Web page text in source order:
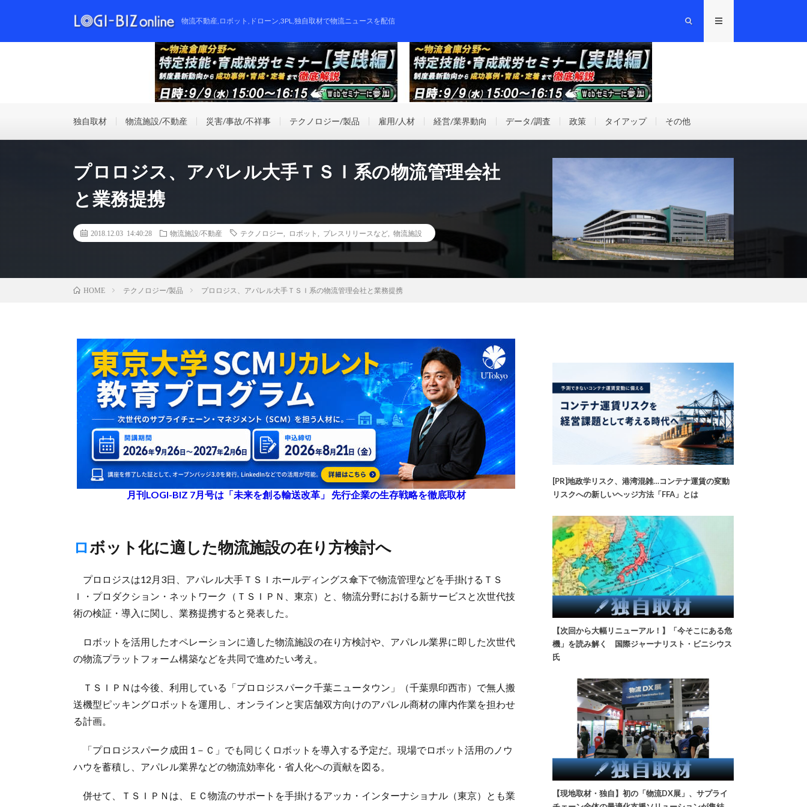
物流不動産,ロボット,ドローン,3PL,独自取材で物流ニュースを配信
独自取材 物流施設/不動産 災害/事故/不祥事 テクノロジー/製品 雇用/人材 経営/業界動向 データ/調査 政策 タイアップ その他
プロロジス、アパレル大手ＴＳＩ系の物流管理会社
と業務提携
2018.12.03 14:40:28 物流施設/不動産 テクノロジー ロボット プレスリリースなど 物流施設
HOME テクノロジー/製品 プロロジス、アパレル大手ＴＳＩ系の物流管理会社と業務提携
月刊LOGI-BIZ 7月号は「未来を創る輸送改革」 先行企業の生存戦略を徹底取材
ロボット化に適した物流施設の在り方検討へ
プロロジスは12月3日、アパレル大手ＴＳＩホールディングス傘下で物流管理などを手掛けるＴＳ
Ｉ・プロダクション・ネットワーク（ＴＳＩＰＮ、東京）と、物流分野における新サービスと次世代技
術の検証・導入に関し、業務提携すると発表した。
ロボットを活用したオペレーションに適した物流施設の在り方検討や、アパレル業界に即した次世代
の物流プラットフォーム構築などを共同で進めたい考え。
ＴＳＩＰＮは今後、利用している「プロロジスパーク千葉ニュータウン」（千葉県印西市）で無人搬
送機型ピッキングロボットを運用し、オンラインと実店舗双方向けのアパレル商材の庫内作業を担わせ
る計画。
「プロロジスパーク成田 1－Ｃ」でも同じくロボットを導入する予定だ。現場でロボット活用のノウ
ハウを蓄積し、アパレル業界などの物流効率化・省人化への貢献を図る。
併せて、ＴＳＩＰＮは、ＥＣ物流のサポートを手掛けるアッカ・インターナショナル（東京）とも業
[PR]地政学リスク、港湾混雑…コンテナ運賃の変動
リスクへの新しいヘッジ方法「FFA」とは
【次回から大幅リニューアル！】「今そこにある危
機」を読み解く 国際ジャーナリスト・ビニシウス
氏
【現地取材・独自】初の「物流DX展」、サプライ